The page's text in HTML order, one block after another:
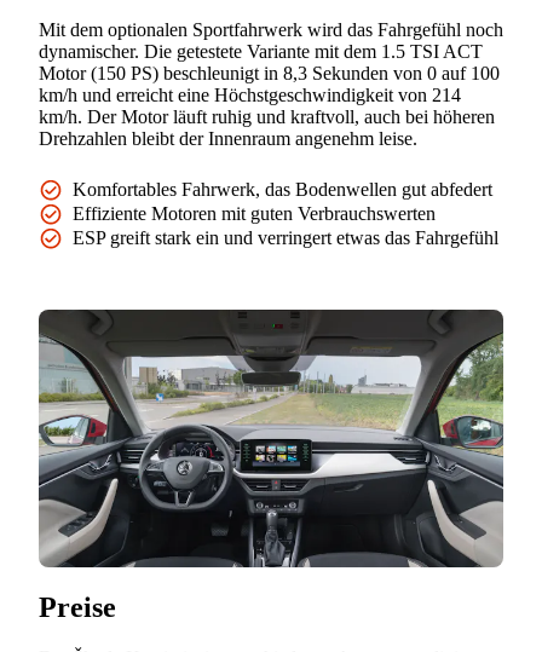
Mit dem optionalen Sportfahrwerk wird das Fahrgefühl noch
dynamischer. Die getestete Variante mit dem 1.5 TSI ACT
Motor (150 PS) beschleunigt in 8,3 Sekunden von 0 auf 100
km/h und erreicht eine Höchstgeschwindigkeit von 214
km/h. Der Motor läuft ruhig und kraftvoll, auch bei höheren
Drehzahlen bleibt der Innenraum angenehm leise.
Komfortables Fahrwerk, das Bodenwellen gut abfedert
Effiziente Motoren mit guten Verbrauchswerten
ESP greift stark ein und verringert etwas das Fahrgefühl
Preise